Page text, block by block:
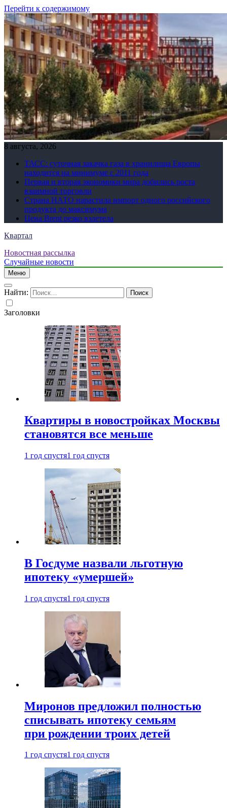
Перейти к содержимому
8 августа, 2026
ТАСС: суточная закачка газа в хранилища Европы
находится на минимуме с 2011 года
Первая и вторая экономики мира добились роста
взаимной торговли
Страна НАТО нарастила импорт одного российского
продукта до максимума
Цена Brent резко взлетела
Квартал
Новостная рассылка
Случайные новости
Меню
Найти:
Заголовки
Квартиры в новостройках Москвы
становятся все меньше
1 год спустя1 год спустя
В Госдуме назвали льготную
ипотеку «умершей»
1 год спустя1 год спустя
Миронов предложил полностью
списывать ипотеку семьям
при рождении троих детей
1 год спустя1 год спустя